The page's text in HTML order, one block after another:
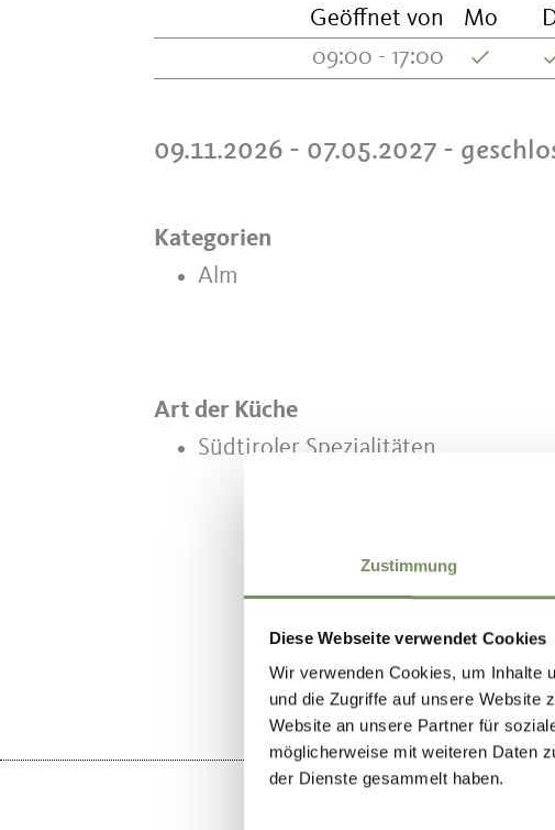
Zustimmung
Diese Webseite verwendet Cookies
Wir verwenden Cookies, um Inhalte
und die Zugriffe auf unsere Website
Website an unsere Partner für
möglicherweise mit weiteren Daten
der Dienste gesammelt haben.
Geöffnet von Mo
09:00 - 17:00
09.11.2026 - 07.05.2027 -
Kategorien
Alm
Art der Küche
Südtiroler Spezialitäten
WAR DER